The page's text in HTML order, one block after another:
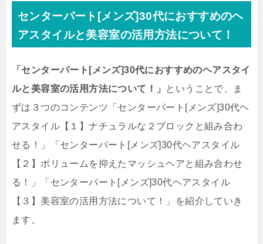
センターパート[メンズ]30代におすすめのヘ
アスタイルと美容室の活用方法について！
「センターパート[メンズ]30代におすすめのヘアスタイ
ルと美容室の活用方法について！」 ということで、ま
ずは３つのコンテンツ「センターパート[メンズ]30代ヘ
アスタイル【１】ナチュラルな２ブロックと組み合わ
せる！」「センターパート[メンズ]30代ヘアスタイル
【２】ボリュームを抑えたマッシュヘアと組み合わせ
る！」「センターパート[メンズ]30代ヘアスタイル
【３】美容室の活用方法について！」を紹介していき
ます。